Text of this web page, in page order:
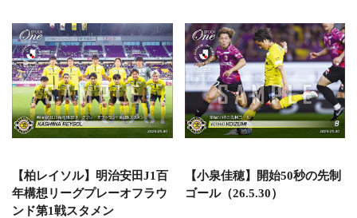
【柏レイソル】明治安田J1百
年構想リーグプレーオフラウ
ンド第1戦スタメン
【小泉佳穂】開始50秒の先制
ゴール（26.5.30）